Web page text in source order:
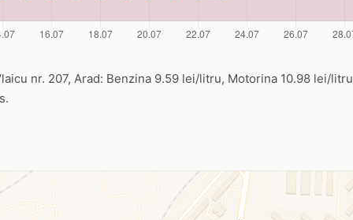
nr. 207, Arad: Benzina 9.59 lei/litru, Motorina 10.98 lei/